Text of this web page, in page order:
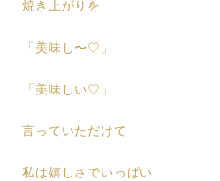
焼き上がりを
「美味し〜♡」
「美味しい♡」
言っていただけて
私は嬉しさでいっぱい